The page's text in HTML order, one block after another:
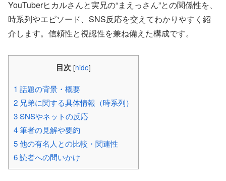
YouTuberヒカルさんと実兄の“まえっさん”との関係性を、
時系列やエピソード、SNS反応を交えてわかりやすく紹
介します。信頼性と視認性を兼ね備えた構成です。
目次 [hide]
1 話題の背景・概要
2 兄弟に関する具体情報（時系列）
3SNSやネットの反応
4筆者の見解や要約
5他の有名人との比較・関連性
6読者への問いかけ